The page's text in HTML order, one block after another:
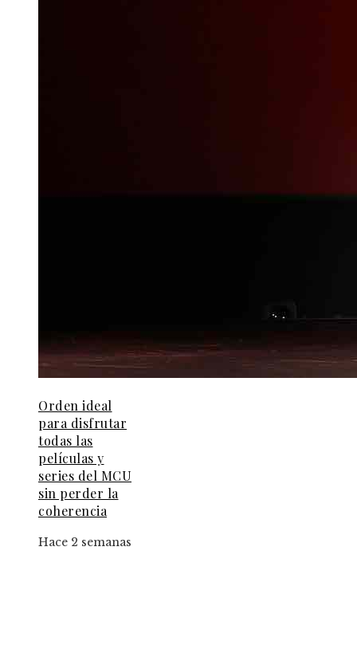
Orden ideal
para disfrutar
todas las
películas y
series del MCU
sin perder la
coherencia
Hace 2 semanas